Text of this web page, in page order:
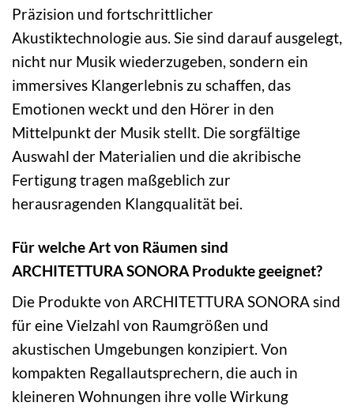
Präzision und fortschrittlicher
Akustiktechnologie aus. Sie sind darauf ausgelegt,
nicht nur Musik wiederzugeben, sondern ein
immersives Klangerlebnis zu schaffen, das
Emotionen weckt und den Hörer in den
Mittelpunkt der Musik stellt. Die sorgfältige
Auswahl der Materialien und die akribische
Fertigung tragen maßgeblich zur
herausragenden Klangqualität bei.
Für welche Art von Räumen sind
ARCHITETTURA SONORA Produkte geeignet?
Die Produkte von ARCHITETTURA SONORA sind
für eine Vielzahl von Raumgrößen und
akustischen Umgebungen konzipiert. Von
kompakten Regallautsprechern, die auch in
kleineren Wohnungen ihre volle Wirkung